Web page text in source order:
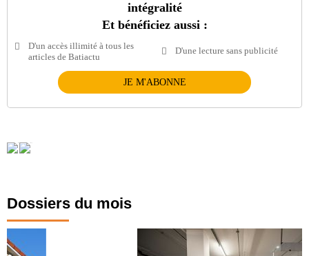
intégralité
Et bénéficiez aussi :
D'un accès illimité à tous les
articles de Batiactu
D'une lecture sans publicité
JE M'ABONNE
Dossiers du mois